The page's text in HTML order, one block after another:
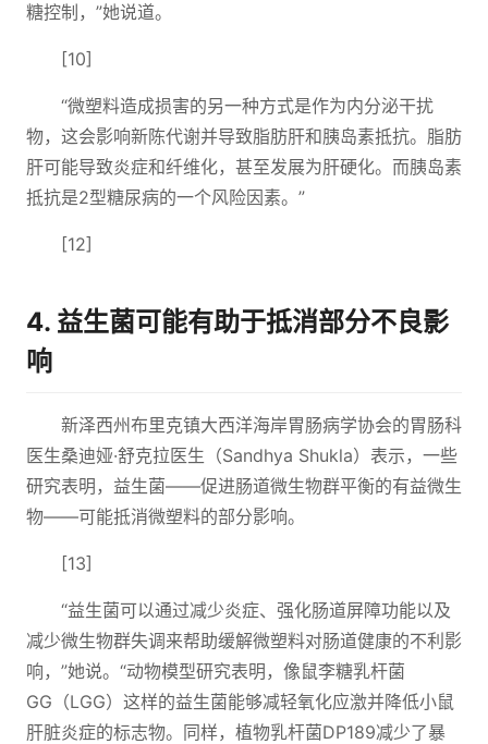
糖控制，”她说道。
[10]
“微塑料造成损害的另一种方式是作为内分泌干扰
物，这会影响新陈代谢并导致脂肪肝和胰岛素抵抗。脂肪
肝可能导致炎症和纤维化，甚至发展为肝硬化。而胰岛素
抵抗是2型糖尿病的一个风险因素。”
[12]
4. 益生菌可能有助于抵消部分不良影
响
新泽西州布里克镇大西洋海岸胃肠病学协会的胃肠科
医生桑迪娅·舒克拉医生（Sandhya Shukla）表示，一些
研究表明，益生菌——促进肠道微生物群平衡的有益微生
物——可能抵消微塑料的部分影响。
[13]
“益生菌可以通过减少炎症、强化肠道屏障功能以及
减少微生物群失调来帮助缓解微塑料对肠道健康的不利影
响，”她说。“动物模型研究表明，像鼠李糖乳杆菌
GG（LGG）这样的益生菌能够减轻氧化应激并降低小鼠
肝脏炎症的标志物。同样，植物乳杆菌DP189减少了暴